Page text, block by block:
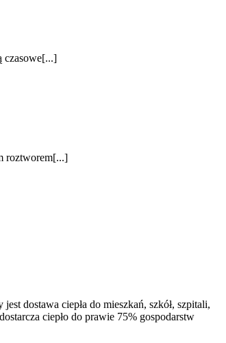
czasowe[...]
roztworem[...]
dostawa ciepła do mieszkań, szkół, szpitali,
ciepło do prawie 75% gospodarstw